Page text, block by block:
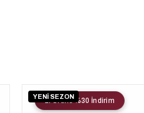
YENİ SEZON
2. Ürüne %30 İndirim